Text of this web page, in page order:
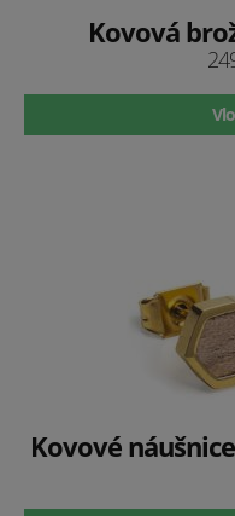
Kovová
Kovové